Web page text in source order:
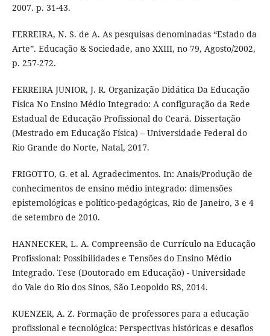
2007. p. 31-43.
FERREIRA, N. S. de A. As pesquisas denominadas “Estado da
Arte”. Educação & Sociedade, ano XXIII, no 79, Agosto/2002,
p. 257-272.
FERREIRA JUNIOR, J. R. Organização Didática Da Educação
Física No Ensino Médio Integrado: A configuração da Rede
Estadual de Educação Profissional do Ceará. Dissertação
(Mestrado em Educação Física) – Universidade Federal do
Rio Grande do Norte, Natal, 2017.
FRIGOTTO, G. et al. Agradecimentos. In: Anais/Produção de
conhecimentos de ensino médio integrado: dimensões
epistemológicas e político-pedagógicas, Rio de Janeiro, 3 e 4
de setembro de 2010.
HANNECKER, L. A. Compreensão de Currículo na Educação
Profissional: Possibilidades e Tensões do Ensino Médio
Integrado. Tese (Doutorado em Educação) - Universidade
do Vale do Rio dos Sinos, São Leopoldo RS, 2014.
KUENZER, A. Z. Formação de professores para a educação
profissional e tecnológica: Perspectivas históricas e desafios